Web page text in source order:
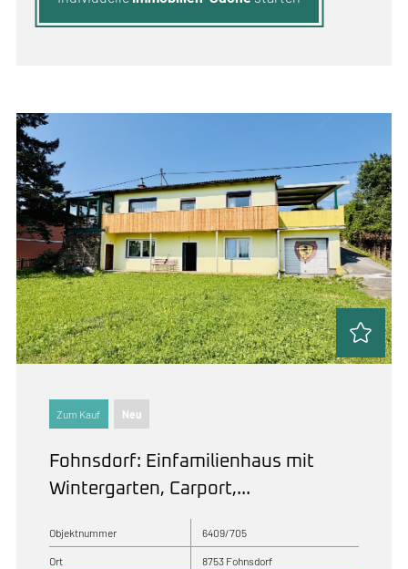
Zum Kauf Neu
Fohnsdorf: Einfamilienhaus mit
Wintergarten, Carport,...
Objektnummer 6409/705
Ort 8753 Fohnsdorf